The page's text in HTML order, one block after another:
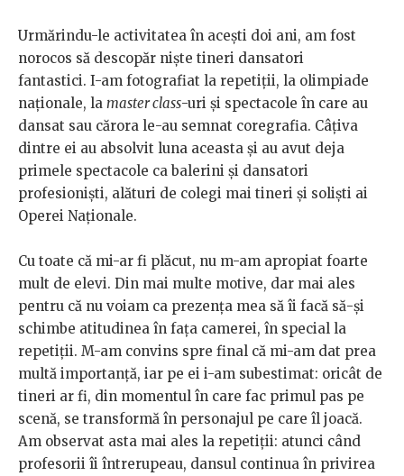
Urmărindu-le activitatea în acești doi ani, am fost
norocos să descopăr niște tineri dansatori
fantastici. I-am fotografiat la repetiții, la olimpiade
naționale, la master class-uri și spectacole în care au
dansat sau cărora le-au semnat coregrafia. Câțiva
dintre ei au absolvit luna aceasta și au avut deja
primele spectacole ca balerini și dansatori
profesioniști, alături de colegi mai tineri și soliști ai
Operei Naționale.
Cu toate că mi-ar fi plăcut, nu m-am apropiat foarte
mult de elevi. Din mai multe motive, dar mai ales
pentru că nu voiam ca prezența mea să îi facă să-și
schimbe atitudinea în fața camerei, în special la
repetiții. M-am convins spre final că mi-am dat prea
multă importanță, iar pe ei i-am subestimat: oricât de
tineri ar fi, din momentul în care fac primul pas pe
scenă, se transformă în personajul pe care îl joacă.
Am observat asta mai ales la repetiții: atunci când
profesorii îi întrerupeau, dansul continua în privirea